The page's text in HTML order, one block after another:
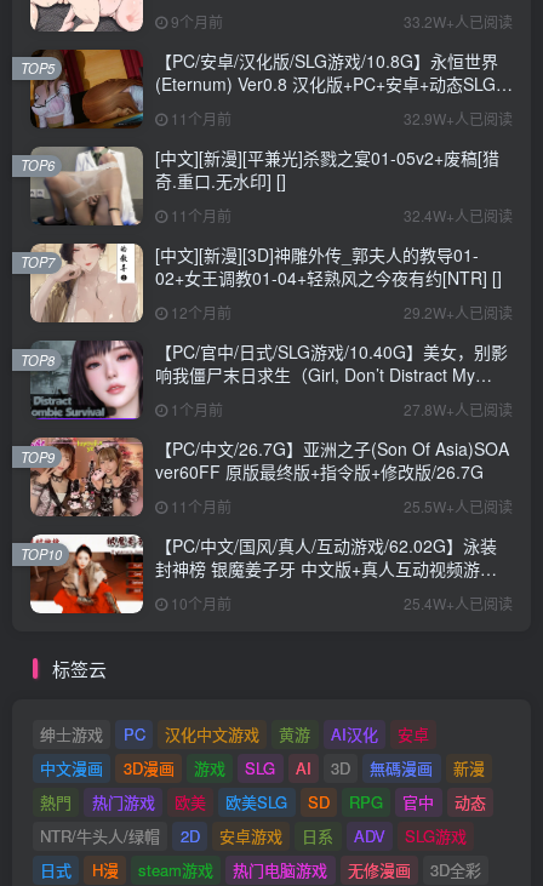
9个月前 33.2W+人已阅读
【PC/安卓/汉化版/SLG游戏/10.8G】永恒世界
(Eternum) Ver0.8 汉化版+PC+安卓+动态SLG游
戏+10.8G
11个月前 32.9W+人已阅读
TOP5
[中文][新漫][平兼光]杀戮之宴01-05v2+废稿[猎
奇.重口.无水印] []
11个月前 32.4W+人已阅读
TOP6
[中文][新漫][3D]神雕外传_郭夫人的教导01-
02+女王调教01-04+轻熟风之今夜有约[NTR] []
12个月前 29.2W+人已阅读
TOP7
【PC/官中/日式/SLG游戏/10.40G】美女，别影
响我僵尸末日求生（Girl, Don’t Distract My
Zombie Survival）官中步兵版+日式SLG游戏
+10.40G
1个月前 27.8W+人已阅读
TOP8
【PC/中文/26.7G】亚洲之子(Son Of Asia)SOA
ver60FF 原版最终版+指令版+修改版/26.7G
11个月前 25.5W+人已阅读
TOP9
【PC/中文/国风/真人/互动游戏/62.02G】泳装
封神榜 银魔姜子牙 中文版+真人互动视频游戏
+62.02G
10个月前 25.4W+人已阅读
TOP10
标签云
绅士游戏 PC 汉化中文游戏 黄游 AI汉化
安卓
中文漫画
3D漫画 游戏 SLG AI 3D 無碼漫画
新漫
熱門
热门游戏 欧美 欧美SLG SD RPG 官中
动态
NTR/牛头人/绿帽
2D 安卓游戏 日系 ADV
SLG游戏
日式
H漫 steam游戏 热门电脑游戏 无修漫画 3D全彩